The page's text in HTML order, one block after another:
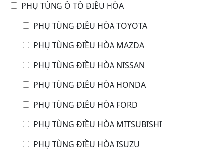
PHỤ TÙNG Ô TÔ ĐIỀU HÒA
PHỤ TÙNG ĐIỀU HÒA TOYOTA
PHỤ TÙNG ĐIỀU HÒA MAZDA
PHỤ TÙNG ĐIỀU HÒA NISSAN
PHỤ TÙNG ĐIỀU HÒA HONDA
PHỤ TÙNG ĐIỀU HÒA FORD
PHỤ TÙNG ĐIỀU HÒA MITSUBISHI
PHỤ TÙNG ĐIỀU HÒA ISUZU